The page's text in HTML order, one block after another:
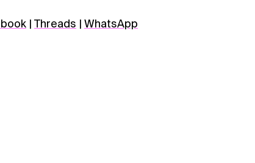
| Threads | WhatsApp